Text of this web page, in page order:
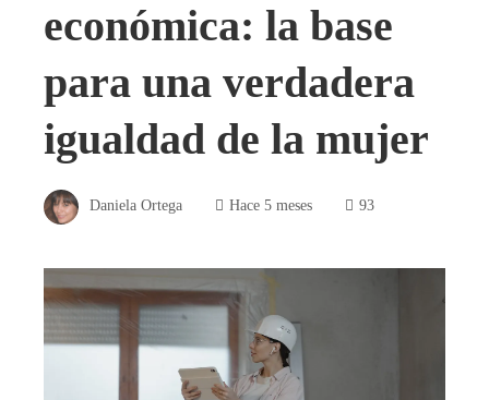
económica: la base
para una verdadera
igualdad de la mujer
Daniela Ortega Hace 5 meses 93